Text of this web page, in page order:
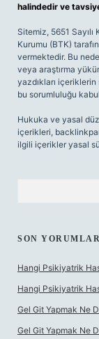
halindedir ve
Sitemiz, 5651
Kurumu (BTK)
vermektedir. Bu
veya araştırma
yazdıkları
bu sorumluluğu
Hukuka ve yasal
içerikleri,
ilgili içerikler yasal
SON YORUMLAR
Hangi Psikiyatrik
Hangi Psikiyatrik
Gel Git Yapmak Ne
Gel Git Yapmak Ne